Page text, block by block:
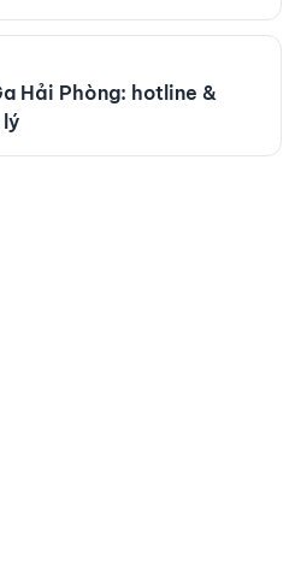
Hải Phòng: hotline &